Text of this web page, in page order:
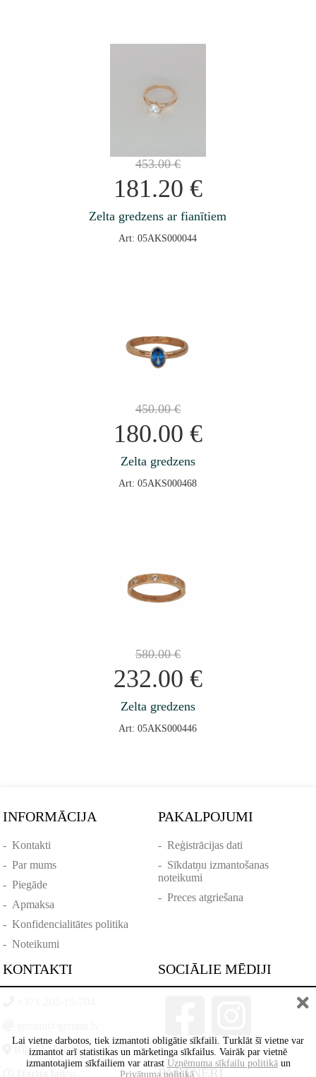
453.00€
181.20 €
Zelta gredzens ar fianītiem
Art: 05AKS000044
450.00€
180.00 €
Zelta gredzens
Art: 05AKS000468
580.00€
232.00 €
Zelta gredzens
Art: 05AKS000446
INFORMĀCIJA
-Kontakti
-Par mums
-Piegāde
- Apmaksa
-Konfidencialitātes politika
-Noteikumi
PAKALPOJUMI
- Reģistrācijas dati
- Sīkdatņu izmantošanas
noteikumi
- Preces atgriešana
KONTAKTI
Rīga, Lāčplēšā iela 88
SOCIĀLIE MĒDIJI
PARTNERI
Lai vietne darbotos, tiek izmantoti obligātie sīkfaili. Turklāt šī vietne var
izmantot arī statistikas un mārketinga sīkfailus. Vairāk par vietnē
izmantotajiem sīkfailiem var atrast Uzņēmuma sīkfailu politikāun
Privātuma politikā.